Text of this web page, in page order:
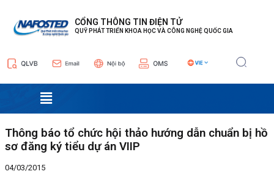
CỔNG THÔNG TIN ĐIỆN TỬ
QUỸ PHÁT TRIỂN KHOA HỌC VÀ CÔNG NGHỆ QUỐC GIA
Menu
Thông báo tổ chức hội thảo hướng dẫn chuẩn bị hồ
sơ đăng ký tiểu dự án VIIP
04/03/2015
hướng
bài